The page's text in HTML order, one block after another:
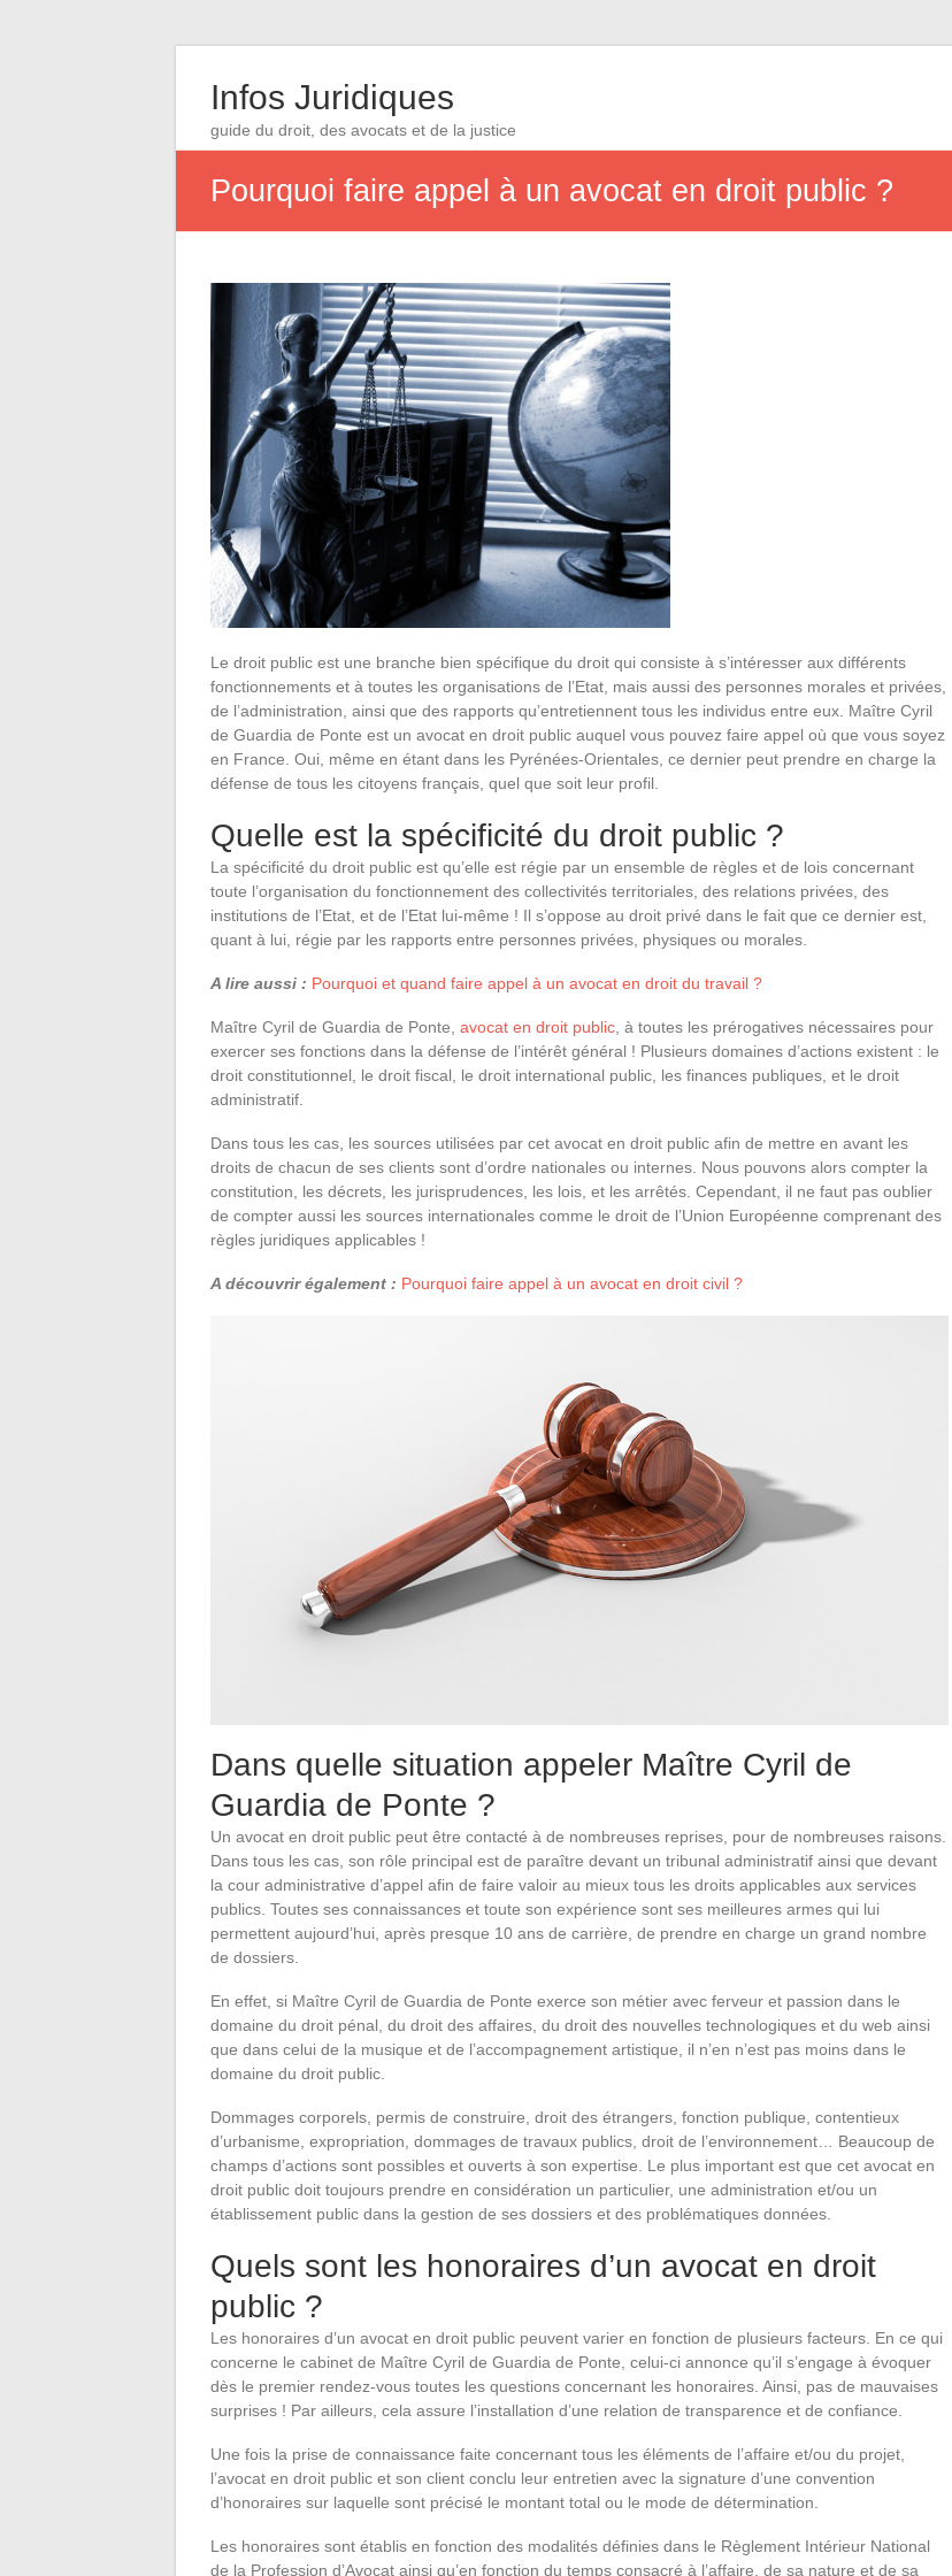
Infos Juridiques
guide du droit, des avocats et de la justice
Pourquoi faire appel à un avocat en droit public ?
Le droit public est une branche bien spécifique du droit qui consiste à s’intéresser aux différents
fonctionnements et à toutes les organisations de l’Etat, mais aussi des personnes morales et privées,
de l’administration, ainsi que des rapports qu’entretiennent tous les individus entre eux. Maître Cyril
de Guardia de Ponte est un avocat en droit public auquel vous pouvez faire appel où que vous soyez
en France. Oui, même en étant dans les Pyrénées-Orientales, ce dernier peut prendre en charge la
défense de tous les citoyens français, quel que soit leur profil.
Quelle est la spécificité du droit public ?
La spécificité du droit public est qu’elle est régie par un ensemble de règles et de lois concernant
toute l’organisation du fonctionnement des collectivités territoriales, des relations privées, des
institutions de l’Etat, et de l’Etat lui-même ! Il s’oppose au droit privé dans le fait que ce dernier est,
quant à lui, régie par les rapports entre personnes privées, physiques ou morales.
A lire aussi : Pourquoi et quand faire appel à un avocat en droit du travail ?
Maître Cyril de Guardia de Ponte, avocat en droit public , à toutes les prérogatives nécessaires pour
exercer ses fonctions dans la défense de l’intérêt général ! Plusieurs domaines d’actions existent : le
droit constitutionnel, le droit fiscal, le droit international public, les finances publiques, et le droit
administratif.
Dans tous les cas, les sources utilisées par cet avocat en droit public afin de mettre en avant les
droits de chacun de ses clients sont d’ordre nationales ou internes. Nous pouvons alors compter la
constitution, les décrets, les jurisprudences, les lois, et les arrêtés. Cependant, il ne faut pas oublier
de compter aussi les sources internationales comme le droit de l’Union Européenne comprenant des
règles juridiques applicables !
A découvrir également : Pourquoi faire appel à un avocat en droit civil ?
Dans quelle situation appeler Maître Cyril de
Guardia de Ponte ?
Un avocat en droit public peut être contacté à de nombreuses reprises, pour de nombreuses raisons.
Dans tous les cas, son rôle principal est de paraître devant un tribunal administratif ainsi que devant
la cour administrative d’appel afin de faire valoir au mieux tous les droits applicables aux services
publics. Toutes ses connaissances et toute son expérience sont ses meilleures armes qui lui
permettent aujourd’hui, après presque 10 ans de carrière, de prendre en charge un grand nombre
de dossiers.
En effet, si Maître Cyril de Guardia de Ponte exerce son métier avec ferveur et passion dans le
domaine du droit pénal, du droit des affaires, du droit des nouvelles technologiques et du web ainsi
que dans celui de la musique et de l’accompagnement artistique, il n’en n’est pas moins dans le
domaine du droit public.
Dommages corporels, permis de construire, droit des étrangers, fonction publique, contentieux
d’urbanisme, expropriation, dommages de travaux publics, droit de l’environnement… Beaucoup de
champs d’actions sont possibles et ouverts à son expertise. Le plus important est que cet avocat en
droit public doit toujours prendre en considération un particulier, une administration et/ou un
établissement public dans la gestion de ses dossiers et des problématiques données.
Quels sont les honoraires d’un avocat en droit
public ?
Les honoraires d’un avocat en droit public peuvent varier en fonction de plusieurs facteurs. En ce qui
concerne le cabinet de Maître Cyril de Guardia de Ponte, celui-ci annonce qu’il s’engage à évoquer
dès le premier rendez-vous toutes les questions concernant les honoraires. Ainsi, pas de mauvaises
surprises ! Par ailleurs, cela assure l’installation d’une relation de transparence et de confiance.
Une fois la prise de connaissance faite concernant tous les éléments de l’affaire et/ou du projet,
l’avocat en droit public et son client conclu leur entretien avec la signature d’une convention
d’honoraires sur laquelle sont précisé le montant total ou le mode de détermination.
Les honoraires sont établis en fonction des modalités définies dans le Règlement Intérieur National
de la Profession d’Avocat ainsi qu’en fonction du temps consacré à l’affaire, de sa nature et de sa